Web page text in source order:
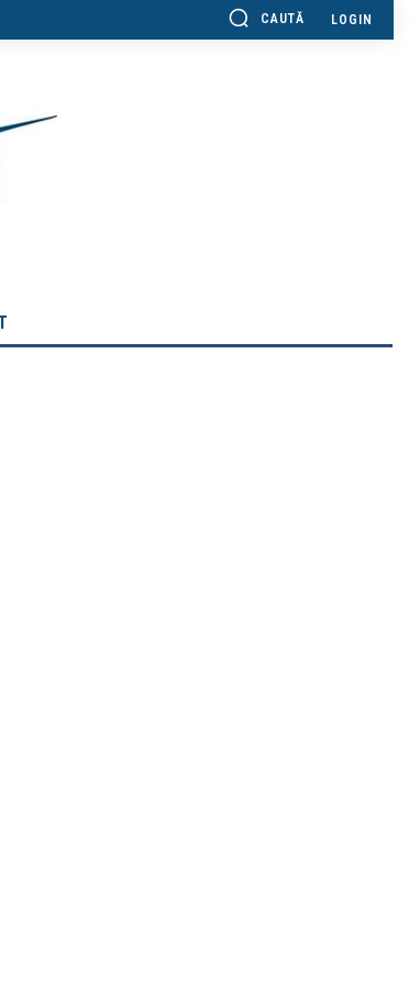
CAUTĂ LOGIN